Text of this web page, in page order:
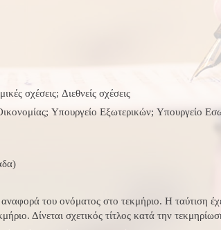
σχέσεις; Διεθνείς σχέσεις
Υπουργείο Εξωτερικών; Υπουργείο
αναφορά του ονόματος στο τεκμήριο. Η ταύτιση
Δίνεται σχετικός τίτλος κατά την